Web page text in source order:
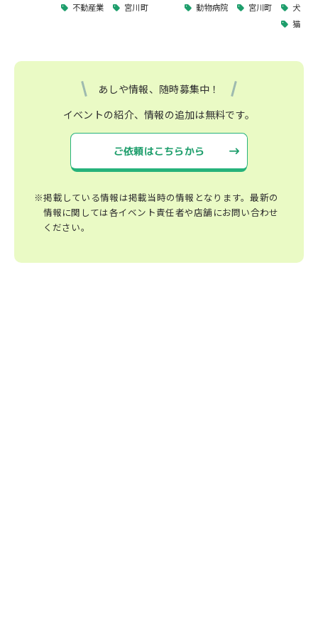
不動産業 宮川町 動物病院 宮川町
犬
猫
あしや情報、随時募集中！
イベントの紹介、情報の追加は無料です。
ご依頼はこちらから
※掲載している情報は掲載当時の情報となります。最新の
情報に関しては各イベント責任者や店舗にお問い合わせ
ください。